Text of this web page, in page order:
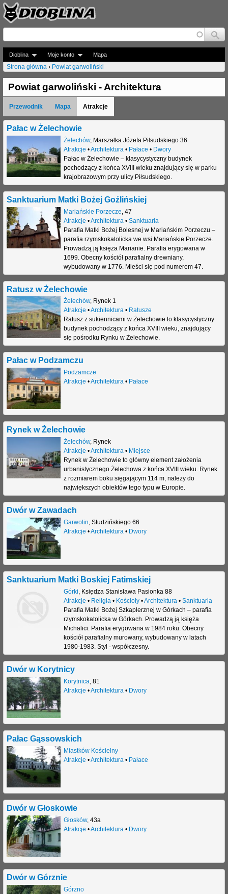
Jump to navigation
Dioblina Moje konto Mapa
J
e
s
t
ś
t
u
t
a
j
Strona główna › Powiat garwoliński
Powiat garwoliński - Architektura
Przewodnik Mapa Atrakcje
Pałac w Żelechowie
Żelechów, Marszałka Józefa Piłsudskiego 36
Atrakcje •Architektura • Pałace • Dwory
Pałac w Żelechowie – klasycystyczny budynek
pochodzący z końca XVIII wieku znajdujący się w parku
krajobrazowym przy ulicy Piłsudskiego.
Sanktuarium Matki Bożej Goźlińskiej
Mariańskie Porzecze 47
Atrakcje •Architektura • Sanktuaria
Parafia Matki Bożej Bolesnej w Mariańskim Porzeczu –
parafia rzymskokatolicka we wsi Mariańskie Porzecze.
Prowadzą ją księża Marianie. Parafia erygowana w
1699. Obecny kościół parafialny drewniany,
wybudowany w 1776. Mieści się pod numerem 47.
Ratusz w Żelechowie
Żelechów, Rynek 1
Atrakcje •Architektura• Ratusze
Ratusz z sukiennicami w Żelechowie to klasycystyczny
budynek pochodzący z końca XVIII wieku, znajdujący
się pośrodku Rynku w Żelechowie.
Pałac w Podzamczu
Podzamcze
Atrakcje •Architektura• Pałace
Rynek w Żelechowie
Żelechów, Rynek
Atrakcje •Architektura• Miejsce
Rynek w Żelechowie to główny element założenia
urbanistycznego Żelechowa z końca XVIII wieku. Rynek
z rozmiarem boku sięgającym 114 m, należy do
największych obiektów tego typu w Europie.
Dwór w Zawadach
Garwolin, Studzińskiego 66
Atrakcje •Architektura• Dwory
Sanktuarium Matki Boskiej Fatimskiej
Górki, Księdza Stanisława Pasionka 88
Atrakcje • Religia• Kościoły•Architektura• Sanktuaria
Parafia Matki Bożej Szkaplerznej w Górkach – parafia
rzymskokatolicka w Górkach. Prowadzą ją księża
Michalici. Parafia erygowana w 1984 roku. Obecny
kościół parafialny murowany, wybudowany w latach
1980-1983. Styl - współczesny.
Dwór w Korytnicy
Korytnica, 81
Atrakcje •Architektura• Dwory
Pałac Gąssowskich
Miastków Kościelny
Atrakcje •Architektura• Pałace
Dwór w Głoskowie
Głosków, 43a
Atrakcje •Architektura• Dwory
Dwór w Górznie
Górzno